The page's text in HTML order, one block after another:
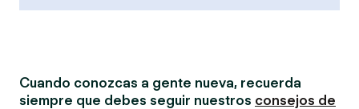
Cuando conozcas a gente nueva, recuerda
siempre que debes seguir nuestros consejos de